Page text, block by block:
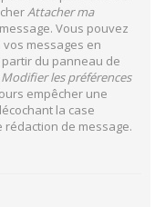
Attacher ma
Vous pouvez
messages en
partir du panneau de
les préférences
empêcher une
la case
de message.